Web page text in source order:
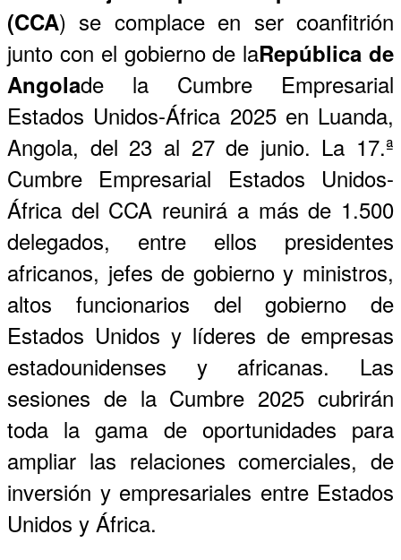
(CCA) se complace en ser coanfitrión
junto con el gobierno de laRepública de
Angolade la Cumbre Empresarial
Estados Unidos-África 2025 en Luanda,
Angola, del 23 al 27 de junio. La 17.ª
Cumbre Empresarial Estados Unidos-
África del CCA reunirá a más de 1.500
delegados, entre ellos presidentes
africanos, jefes de gobierno y ministros,
altos funcionarios del gobierno de
Estados Unidos y líderes de empresas
estadounidenses y africanas. Las
sesiones de la Cumbre 2025 cubrirán
toda la gama de oportunidades para
ampliar las relaciones comerciales, de
inversión y empresariales entre Estados
Unidos y África.